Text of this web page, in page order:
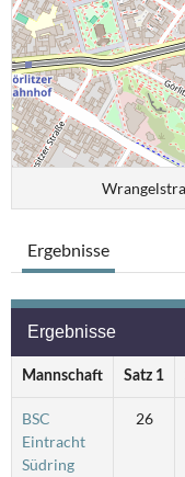
Ergebnisse
Ergebnisse
Mannschaft Satz 1
BSC
Eintracht
Südring
26